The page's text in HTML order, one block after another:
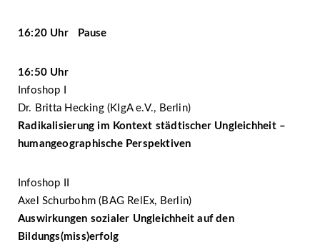
16:20 Uhr Pause
16:50 Uhr
Infoshop I
Dr. Britta Hecking (KIgA e.V., Berlin)
Radikalisierung im Kontext städtischer Ungleichheit –
humangeographische Perspektiven
Infoshop II
Axel Schurbohm (BAG RelEx, Berlin)
Auswirkungen sozialer Ungleichheit auf den
Bildungs(miss)erfolg